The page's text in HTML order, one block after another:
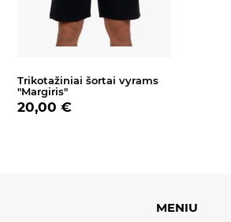
Trikotažiniai šortai vyrams
"Margiris"
20,00 €
MENIU